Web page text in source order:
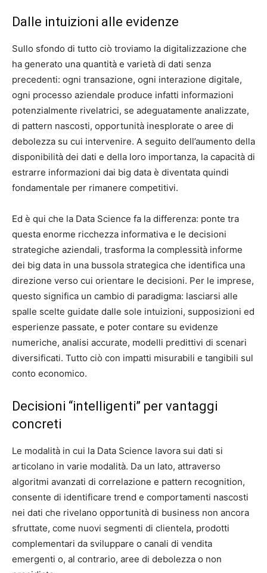
Dalle intuizioni alle evidenze
Sullo sfondo di tutto ciò troviamo la digitalizzazione che
ha generato una quantità e varietà di dati senza
precedenti: ogni transazione, ogni interazione digitale,
ogni processo aziendale produce infatti informazioni
potenzialmente rivelatrici, se adeguatamente analizzate,
di pattern nascosti, opportunità inesplorate o aree di
debolezza su cui intervenire. A seguito dell’aumento della
disponibilità dei dati e della loro importanza, la capacità di
estrarre informazioni dai big data è diventata quindi
fondamentale per rimanere competitivi.
Ed è qui che la Data Science fa la differenza: ponte tra
questa enorme ricchezza informativa e le decisioni
strategiche aziendali, trasforma la complessità informe
dei big data in una bussola strategica che identifica una
direzione verso cui orientare le decisioni. Per le imprese,
questo significa un cambio di paradigma: lasciarsi alle
spalle scelte guidate dalle sole intuizioni, supposizioni ed
esperienze passate, e poter contare su evidenze
numeriche, analisi accurate, modelli predittivi di scenari
diversificati. Tutto ciò con impatti misurabili e tangibili sul
conto economico.
Decisioni “intelligenti” per vantaggi
concreti
Le modalità in cui la Data Science lavora sui dati si
articolano in varie modalità. Da un lato, attraverso
algoritmi avanzati di correlazione e pattern recognition,
consente di identificare trend e comportamenti nascosti
nei dati che rivelano opportunità di business non ancora
sfruttate, come nuovi segmenti di clientela, prodotti
complementari da sviluppare o canali di vendita
emergenti o, al contrario, aree di debolezza o non